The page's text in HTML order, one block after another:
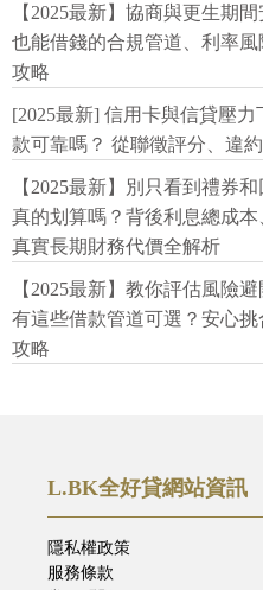
【2025最新】協商與更生期
也能借錢的合規管道、利率
攻略
[2025最新] 信用卡與信貸壓
款可靠嗎？ 從聯徵評分、違
【2025最新】別只看到禮券
真的划算嗎？背後利息總成
真實長期財務代價全解析
【2025最新】教你評估風險
有這些借款管道可選？安心
攻略
L.BK全好貸網站資訊
隱私權政策
服務條款